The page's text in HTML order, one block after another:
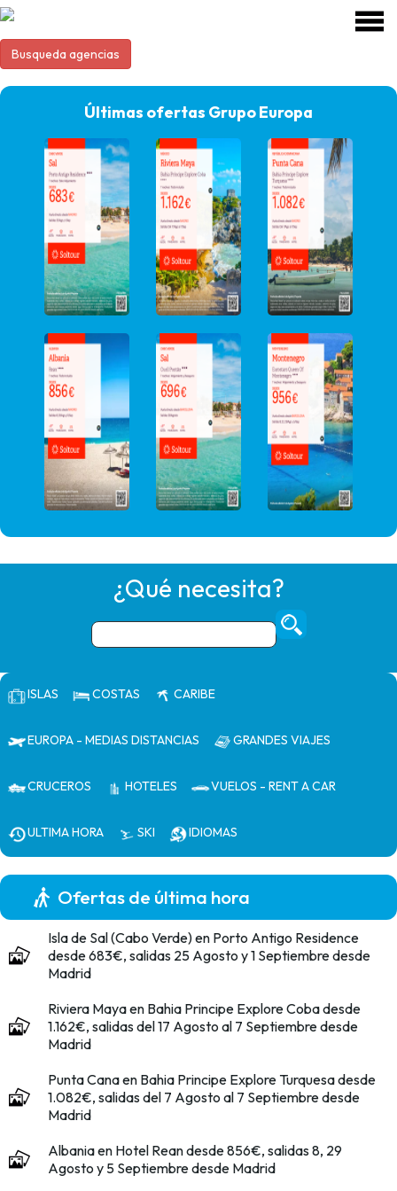
Busqueda agencias
Últimas ofertas Grupo Europa
¿Qué necesita?
ISLAS COSTAS CARIBE
EUROPA - MEDIAS DISTANCIAS GRANDES VIAJES
CRUCEROS HOTELES VUELOS - RENT A CAR
ULTIMA HORA SKI IDIOMAS
Ofertas de última hora
Isla de Sal (Cabo Verde) en Porto Antigo Residence
desde 683€, salidas 25 Agosto y 1 Septiembre desde
Madrid
Riviera Maya en Bahia Principe Explore Coba desde
1.162€, salidas del 17 Agosto al 7 Septiembre desde
Madrid
Punta Cana en Bahia Principe Explore Turquesa desde
1.082€, salidas del 7 Agosto al 7 Septiembre desde
Madrid
Albania en Hotel Rean desde 856€, salidas 8, 29
Agosto y 5 Septiembre desde Madrid